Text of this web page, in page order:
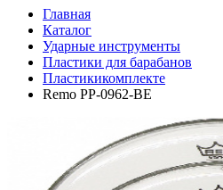
Главная
Каталог
Ударные инструменты
Пластики для барабанов
Пластикикомплекте
Remo PP-0962-BE